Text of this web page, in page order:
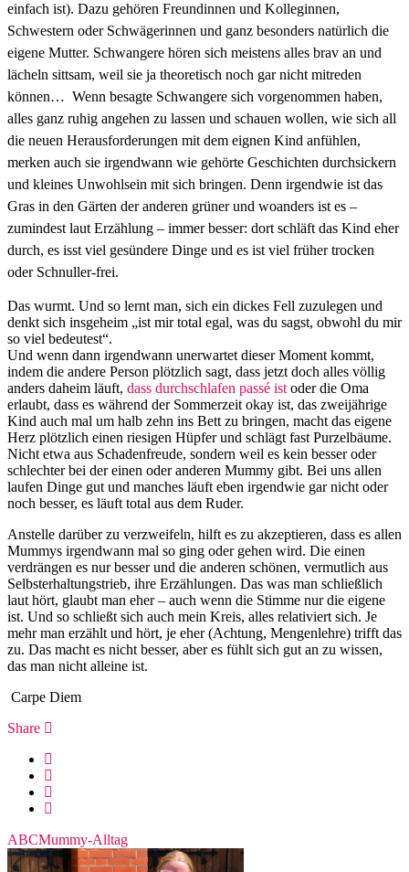
einfach ist). Dazu gehören Freundinnen und Kolleginnen,
Schwestern oder Schwägerinnen und ganz besonders natürlich die
eigene Mutter. Schwangere hören sich meistens alles brav an und
lächeln sittsam, weil sie ja theoretisch noch gar nicht mitreden
können… Wenn besagte Schwangere sich vorgenommen haben,
alles ganz ruhig angehen zu lassen und schauen wollen, wie sich all
die neuen Herausforderungen mit dem eignen Kind anfühlen,
merken auch sie irgendwann wie gehörte Geschichten durchsickern
und kleines Unwohlsein mit sich bringen. Denn irgendwie ist das
Gras in den Gärten der anderen grüner und woanders ist es –
zumindest laut Erzählung – immer besser: dort schläft das Kind eher
durch, es isst viel gesündere Dinge und es ist viel früher trocken
oder Schnuller-frei.
Das wurmt. Und so lernt man, sich ein dickes Fell zuzulegen und
denkt sich insgeheim „ist mir total egal, was du sagst, obwohl du mir
so viel bedeutest“.
Und wenn dann irgendwann unerwartet dieser Moment kommt,
indem die andere Person plötzlich sagt, dass jetzt doch alles völlig
anders daheim läuft, dass durchschlafen passé ist oder die Oma
erlaubt, dass es während der Sommerzeit okay ist, das zweijährige
Kind auch mal um halb zehn ins Bett zu bringen, macht das eigene
Herz plötzlich einen riesigen Hüpfer und schlägt fast Purzelbäume.
Nicht etwa aus Schadenfreude, sondern weil es kein besser oder
schlechter bei der einen oder anderen Mummy gibt. Bei uns allen
laufen Dinge gut und manches läuft eben irgendwie gar nicht oder
noch besser, es läuft total aus dem Ruder.
Anstelle darüber zu verzweifeln, hilft es zu akzeptieren, dass es allen
Mummys irgendwann mal so ging oder gehen wird. Die einen
verdrängen es nur besser und die anderen schönen, vermutlich aus
Selbsterhaltungstrieb, ihre Erzählungen. Das was man schließlich
laut hört, glaubt man eher – auch wenn die Stimme nur die eigene
ist. Und so schließt sich auch mein Kreis, alles relativiert sich. Je
mehr man erzählt und hört, je eher (Achtung, Mengenlehre) trifft das
zu. Das macht es nicht besser, aber es fühlt sich gut an zu wissen,
das man nicht alleine ist.
Carpe Diem
Share
ABCMummy-Alltag